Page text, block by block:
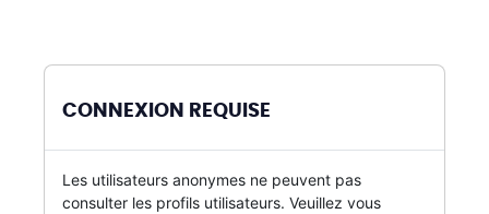
CONNEXION REQUISE
Les utilisateurs anonymes ne peuvent pas
consulter les profils utilisateurs. Veuillez vous